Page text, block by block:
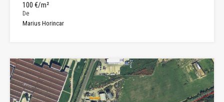
100 €/m²
De
Marius Horincar